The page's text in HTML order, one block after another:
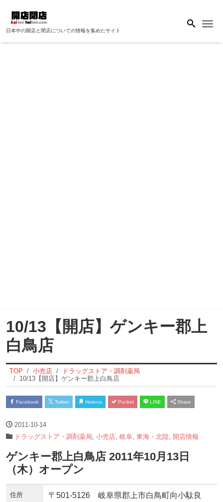
日本中の開店と閉店についての情報を集めたサイト
10/13【開店】ゲンキー郡上
白鳥店
TOP 小売店
ドラッグストア・調剤薬局
10/13【開店】ゲンキー郡上白鳥店
Facebook Twitter Hatena Pocket LINE Share
2011-10-14
ドラッグストア・調剤薬局 小売店 岐阜 東海・北陸 開店情報
ゲンキー郡上白鳥店 2011年10月13日
（木）オープン
住所
〒501-5126 岐阜県郡上市白鳥町向小駄良